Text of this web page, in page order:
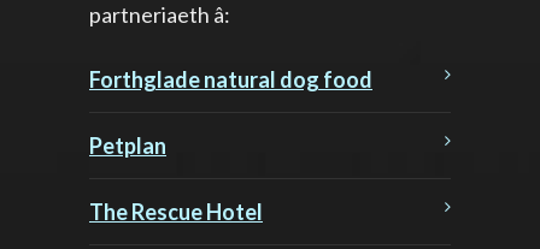
partneriaeth â:
Forthglade natural dog food
Petplan
The Rescue Hotel